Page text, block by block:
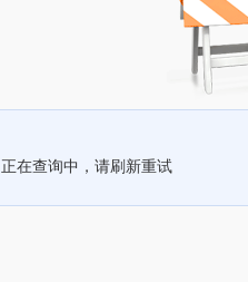
正在查询中，请刷新重试